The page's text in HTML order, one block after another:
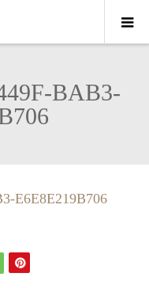
BAB3-
E6E8E219B706